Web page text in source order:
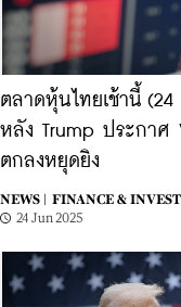
ตลาดหุ้นไทยเช้านี้
หลัง Trump ประกาศ
ตกลงหยุดยิง
NEWS |
FINANCE &
24 Jun 2025